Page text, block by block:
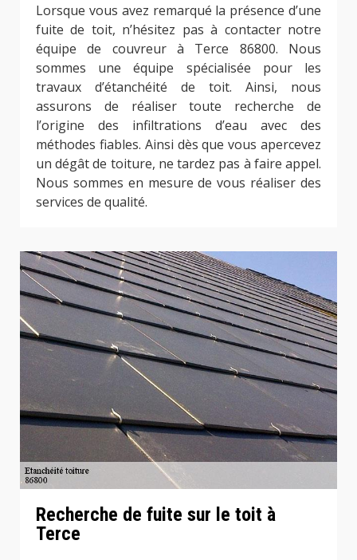
Lorsque vous avez remarqué la présence d’une
fuite de toit, n’hésitez pas à contacter notre
équipe de couvreur à Terce 86800. Nous
sommes une équipe spécialisée pour les
travaux d’étanchéité de toit. Ainsi, nous
assurons de réaliser toute recherche de
l’origine des infiltrations d’eau avec des
méthodes fiables. Ainsi dès que vous apercevez
un dégât de toiture, ne tardez pas à faire appel.
Nous sommes en mesure de vous réaliser des
services de qualité.
Recherche de fuite sur le toit à
Terce